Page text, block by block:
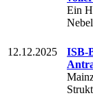
Ein
12.12.2025
ISB-